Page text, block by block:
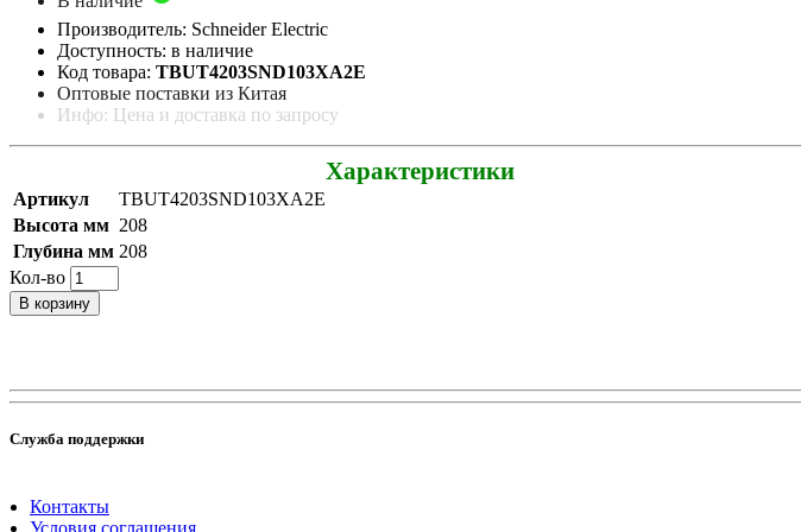
Производитель: Schneider Electric
Доступность: в наличие
Код товара: TBUT4203SND103XA2E
Оптовые поставки из Китая
Инфо: Цена и доставка по запросу
Характеристики
Артикул
TBUT4203SND103XA2E
Высота мм 208
Глубина мм 208
Кол-во
В корзину
Служба поддержки
Контакты
Условия соглашения